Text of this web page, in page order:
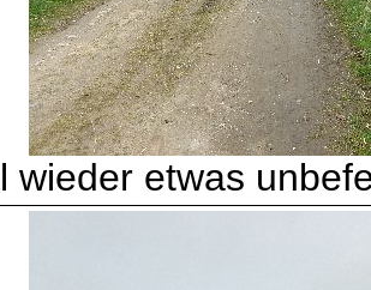
wieder etwas